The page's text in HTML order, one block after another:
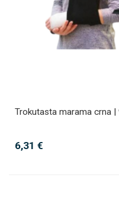
Trokutasta marama crna
6,31 €